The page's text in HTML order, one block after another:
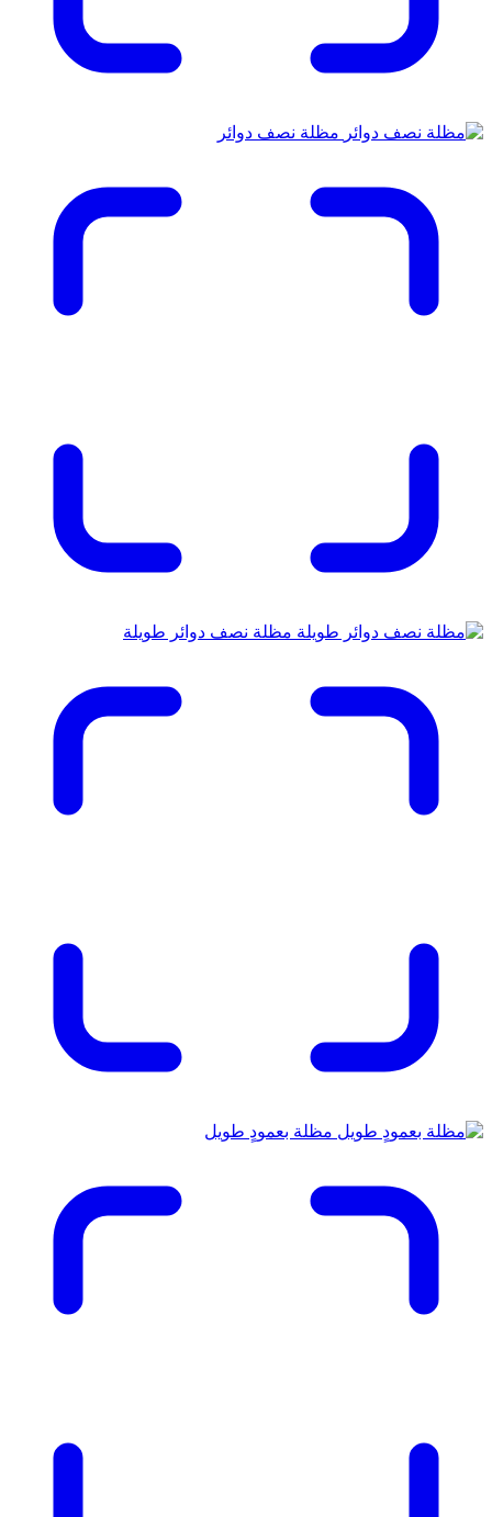
مظلة نصف دوائر
مظلة نصف دوائر طويلة
مظلة بعمودٍ طويل